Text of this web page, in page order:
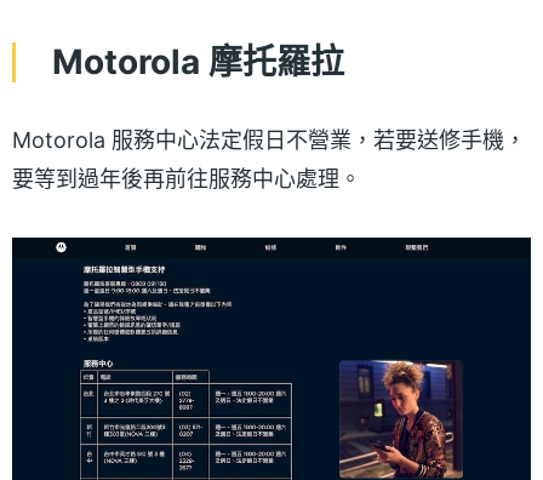
Motorola 摩托羅拉
Motorola 服務中心法定假日不營業，若要送修手機，
要等到過年後再前往服務中心處理。